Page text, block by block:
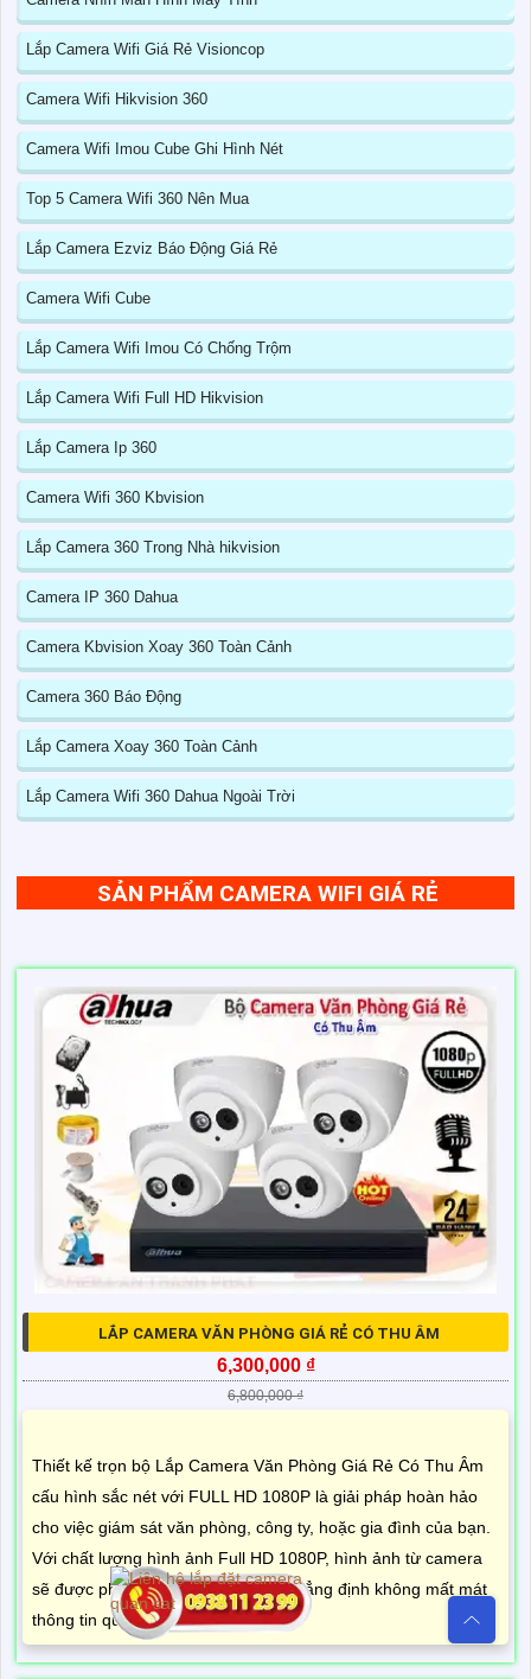
Lắp Camera Wifi Giá Rẻ Visioncop
Camera Wifi Hikvision 360
Camera Wifi Imou Cube Ghi Hình Nét
Top 5 Camera Wifi 360 Nên Mua
Lắp Camera Ezviz Báo Động Giá Rẻ
Camera Wifi Cube
Lắp Camera Wifi Imou Có Chống Trộm
Lắp Camera Wifi Full HD Hikvision
Lắp Camera Ip 360
Camera Wifi 360 Kbvision
Lắp Camera 360 Trong Nhà hikvision
Camera IP 360 Dahua
Camera Kbvision Xoay 360 Toàn Cảnh
Camera 360 Báo Động
Lắp Camera Xoay 360 Toàn Cảnh
Lắp Camera Wifi 360 Dahua Ngoài Trời
SẢN PHẨM CAMERA WIFI GIÁ RẺ
LẮP CAMERA VĂN PHÒNG GIÁ RẺ CÓ THU ÂM
6,300,000 ₫
6,800,000 ₫
Thiết kế trọn bộ Lắp Camera Văn Phòng Giá Rẻ Có Thu Âm
cấu hình sắc nét với FULL HD 1080P là giải pháp hoàn hảo
cho việc giám sát văn phòng, công ty, hoặc gia đình của bạn.
Với chất lượng hình ảnh Full HD 1080P, hình ảnh từ camera
sẽ được phát lại rõ nét và chi tiết, khẳng định không mất mát
thông tin quan trọng